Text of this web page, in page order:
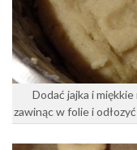
Dodać jajka i
zawinąc w folie i